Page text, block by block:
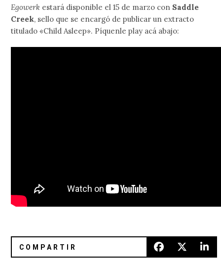
Egowerk estará disponible el 15 de marzo con Saddle
Creek, sello que se encargó de publicar un extracto
titulado «Child Asleep». Píquenle play acá abajo: